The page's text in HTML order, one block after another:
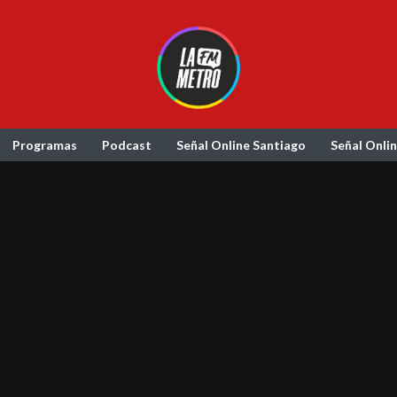
Programas Podcast Señal Online Santiago Señal